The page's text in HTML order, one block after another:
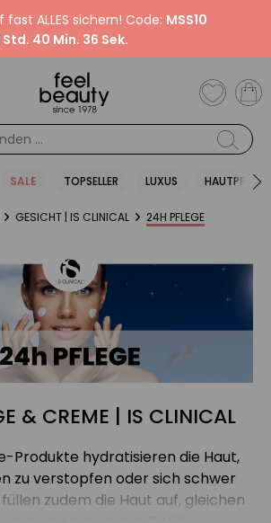
fast ALLES sichern! Code: MSS10
Std. 40 Min. 36 Sek.
SALE TOPSELLER LUXUS HAUTPFLEGE
GESICHT | IS CLINICAL 24H PFLEGE
& CREME | IS CLINICAL
Produkte hydratisieren die Haut,
zu verstopfen oder sich schwer
zudem die Haut auf, gleichen